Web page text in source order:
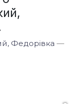
Федорівка —